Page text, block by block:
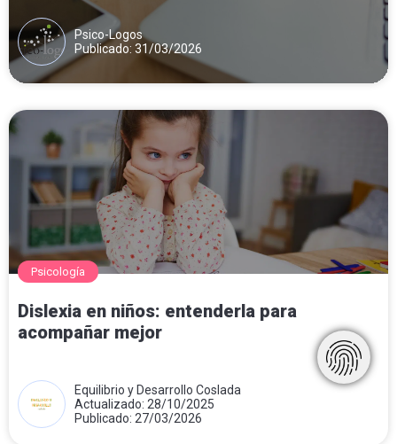
Psico-Logos
Publicado: 31/03/2026
Psicología
Dislexia en niños: entenderla para
acompañar mejor
Equilibrio y Desarrollo Coslada
Actualizado: 28/10/2025
Publicado: 27/03/2026